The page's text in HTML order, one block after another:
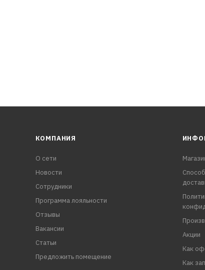
КОМПАНИЯ
О сети
Новости
Сотрудники
Программа лояльности
Отзывы
Вакансии
Статьи
Предложить помещение
Акции
Как
Как